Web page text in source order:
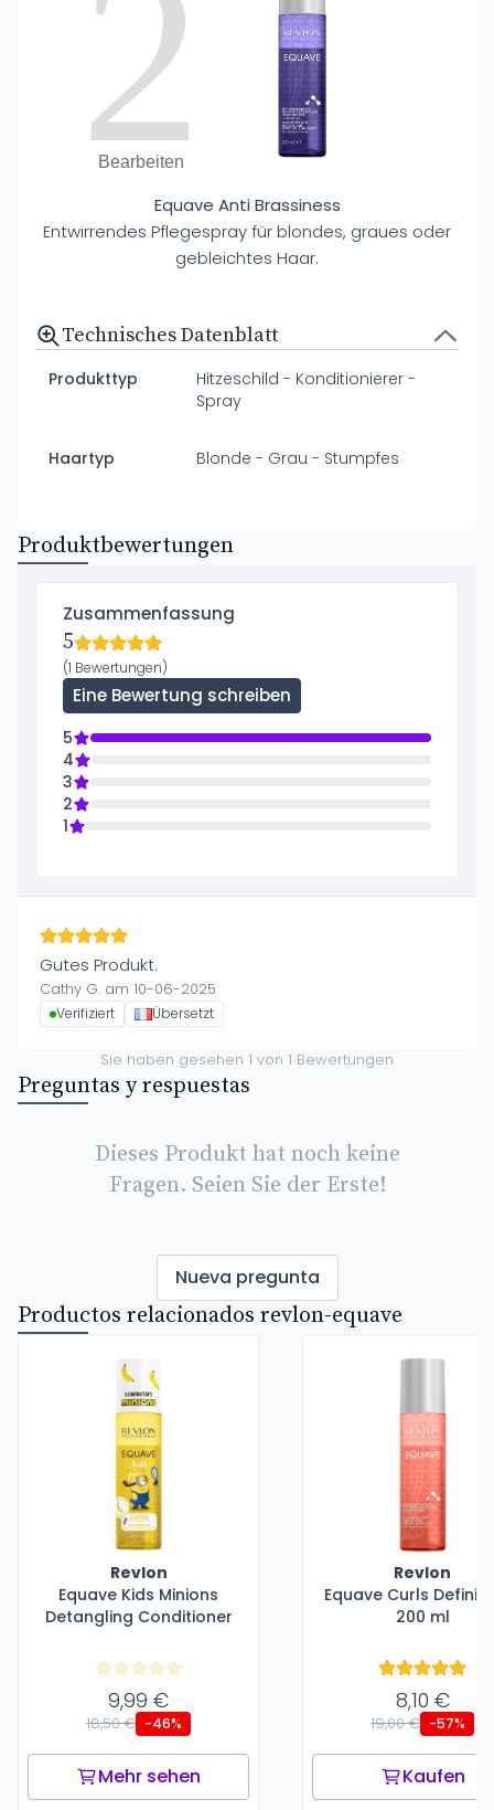
2
Bearbeiten
Equave Anti Brassiness
Entwirrendes Pflegespray für blondes, graues oder
gebleichtes Haar.
Technisches Datenblatt
Produkttyp
Hitzeschild - Konditionierer -
Spray
Haartyp Blonde - Grau - Stumpfes
Produktbewertungen
Zusammenfassung
5
(1 Bewertungen)
Eine Bewertung schreiben
5
4
3
2
1
Gutes Produkt.
Cathy G. am 10-06-2025
Verifiziert Übersetzt
Sie haben gesehen 1 von 1 Bewertungen
Preguntas y respuestas
Dieses Produkt hat noch keine
Fragen. Seien Sie der Erste!
Nueva pregunta
Productos relacionados revlon-equave
Revlon
Equave Kids Minions
Detangling Conditioner
9,99 €
18,50 € -46%
Mehr sehen
Revlon
Equave Curls
200 ml
8,10 €
19,00 € -57%
Kaufen